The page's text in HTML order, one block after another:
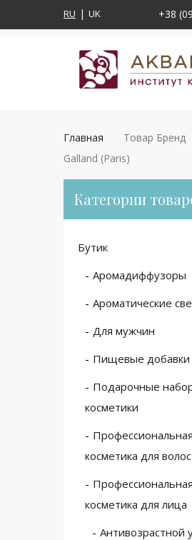
RU UK +38
Главная Товар Бренд
Galland (Paris)
Категории
Бутик
Аромадиффузоры
Ароматические
Для мужчин
Пищевые добавки
Подарочные
косметики
Профессиональная
косметика для волос
Профессиональная
косметика для лица
Антивозрастной